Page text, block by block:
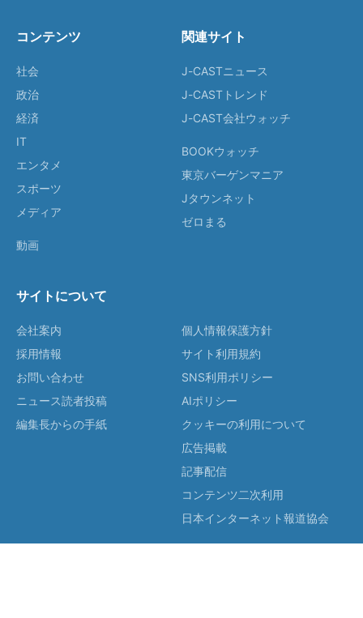
コンテンツ
社会
政治
経済
IT
エンタメ
スポーツ
メディア
動画
関連サイト
J-CASTニュース
J-CASTトレンド
J-CAST会社ウォッチ
BOOKウォッチ
東京バーゲンマニア
Jタウンネット
ゼロまる
サイトについて
会社案内
採用情報
お問い合わせ
ニュース読者投稿
編集長からの手紙
個人情報保護方針
サイト利用規約
SNS利用ポリシー
AIポリシー
クッキーの利用について
広告掲載
記事配信
コンテンツ二次利用
日本インターネット報道協会